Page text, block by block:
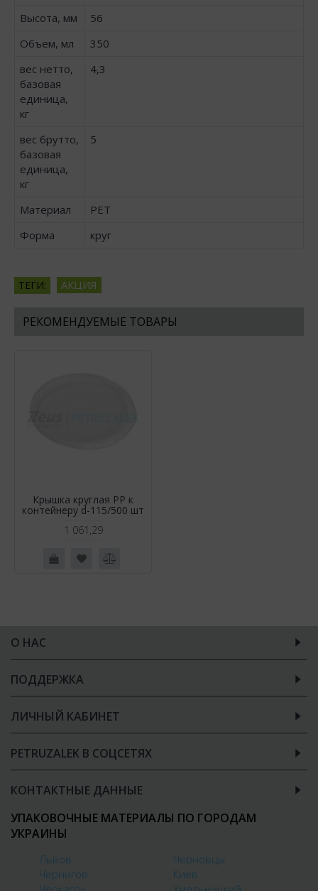
Высота, мм
56
Объем, мл
350
вес нетто,
базовая
единица,
кг
4,3
вес брутто,
базовая
единица,
кг
5
Материал
PET
Форма
круг
ТЕГИ: АКЦИЯ
РЕКОМЕНДУЕМЫЕ ТОВАРЫ
Крышка круглая РР к
контейнеру d-115/500 шт
1 061,29
О НАС
ПОДДЕРЖКА
ЛИЧНЫЙ КАБИНЕТ
PETRUZALEK В СОЦСЕТЯХ
КОНТАКТНЫЕ ДАННЫЕ
УПАКОВОЧНЫЕ МАТЕРИАЛЫ ПО ГОРОДАМ
УКРАИНЫ
Львов
Черновцы
Чернигов
Киев